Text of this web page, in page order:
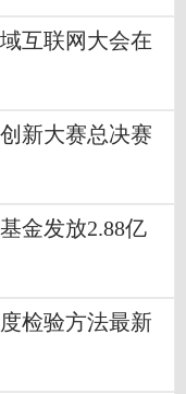
互联网大会在
新大赛总决赛
金发放2.88亿
检验方法最新